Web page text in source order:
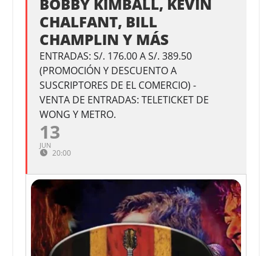
CHALFANT, BILL
CHAMPLIN Y MÁS
ENTRADAS: S/. 176.00 A S/. 389.50
(PROMOCIÓN Y DESCUENTO A
SUSCRIPTORES DE EL COMERCIO) -
VENTA DE ENTRADAS: TELETICKET DE
WONG Y METRO.
13
JUN
20:00